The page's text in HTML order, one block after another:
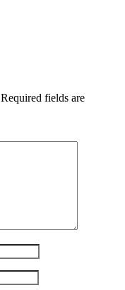
Required fields are